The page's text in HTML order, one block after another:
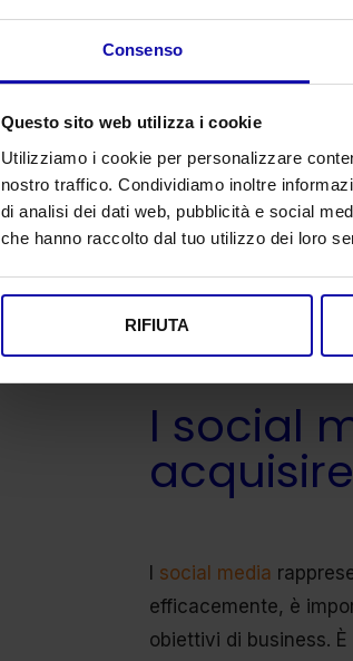
Consenso
Questo sito web utilizza i cookie
Utilizziamo i cookie per personalizzare
nostro traffico. Condividiamo inoltre
di analisi dei dati web, pubblicità e social
che hanno raccolto dal tuo utilizzo dei loro
RIFIUTA
utilizzare al meglio
business. È inoltre
un’esperienza utente
costantemente
le
ottenuti. Noi di We
costante di contatti
I social
social media
efficacemente, è
obiettivi di business.